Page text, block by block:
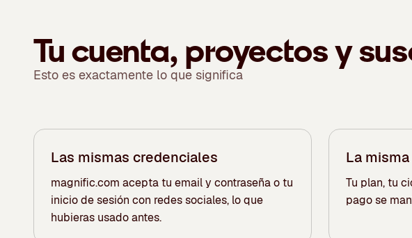
Tu cuenta, proyectos y
Esto es exactamente lo que significa
Las mismas credenciales
magnific.com acepta tu email y contraseña o tu
inicio de sesión con redes sociales, lo que
hubieras usado antes.
La
Tu plan, tu
pago se